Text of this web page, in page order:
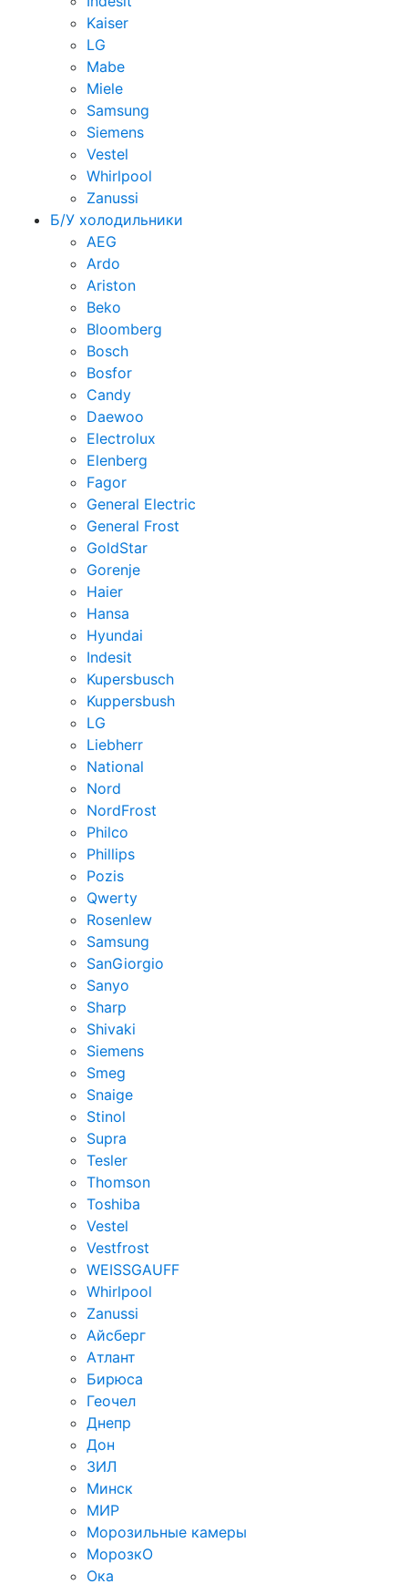
Kaiser
LG
Mabe
Miele
Samsung
Siemens
Vestel
Whirlpool
Zanussi
Б/У холодильники
AEG
Ardo
Ariston
Beko
Bloomberg
Bosch
Bosfor
Candy
Daewoo
Electrolux
Elenberg
Fagor
General Electric
General Frost
GoldStar
Gorenje
Haier
Hansa
Hyundai
Indesit
Kupersbusch
Kuppersbush
LG
Liebherr
National
Nord
NordFrost
Philco
Phillips
Pozis
Qwerty
Rosenlew
Samsung
SanGiorgio
Sanyo
Sharp
Shivaki
Siemens
Smeg
Snaige
Stinol
Supra
Tesler
Thomson
Toshiba
Vestel
Vestfrost
WEISSGAUFF
Whirlpool
Zanussi
Айсберг
Атлант
Бирюса
Геочел
Днепр
Дон
ЗИЛ
Минск
МИР
Морозильные камеры
МорозкО
Ока